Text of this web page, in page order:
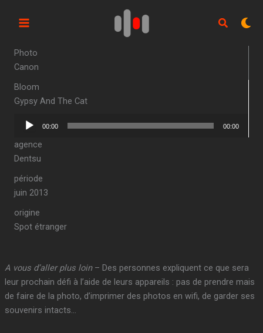
Photo
Canon
Bloom
Gypsy And The Cat
Lecteur
00:00 00:00
agence
Dentsu
période
juin 2013
origine
Spot étranger
A vous d’aller plus loin– Des personnes expliquent ce que sera
leur prochain défi à l’aide de leurs appareils : pas de prendre mais
de faire de la photo, d’imprimer des photos en wifi, de garder ses
souvenirs intacts…